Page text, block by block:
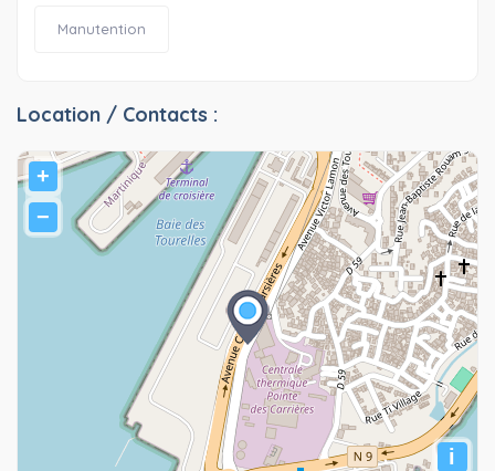
Manutention
Location / Contacts :
+
−
i